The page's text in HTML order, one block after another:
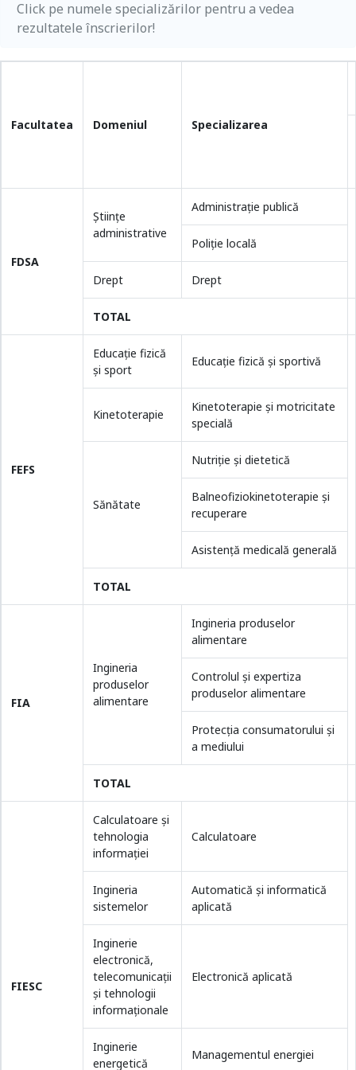
Click pe numele specializărilor pentru a vedea
rezultatele înscrierilor!
Facultatea Domeniul Specializarea
FDSA
Științe
administrative
Administraţie publică
Poliţie locală
Drept Drept
TOTAL
FEFS
Educație fizică
și sport
Educaţie fizică şi sportivă
Kinetoterapie
Kinetoterapie şi motricitate
specială
Sănătate
Nutriţie şi dietetică
Balneofiziokinetoterapie şi
recuperare
Asistență medicală generală
TOTAL
FIA
Ingineria
produselor
alimentare
Ingineria produselor
alimentare
Controlul şi expertiza
produselor alimentare
Protecţia consumatorului şi
a mediului
TOTAL
FIESC
Calculatoare şi
tehnologia
informaţiei
Calculatoare
Ingineria
sistemelor
Automatică şi informatică
aplicată
Inginerie
electronică,
telecomunicații
și tehnologii
informaționale
Electronică aplicată
Inginerie
energetică
Managementul energiei